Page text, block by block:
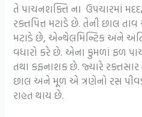
તે પાચનશક્તિ ના ઉપચારમાં
રક્તપિત્ત મટાડે છે. તેની છાલ
મટાડે છે, એન્થેલમિન્ટિક અને
વધારો કરે છે. એના કુમળાં ફળ
તથા કફનાશક છે. જ્યારે રક્તસાર
છાલ અને મૂળ એ ત્રણેનો રસ
રાહત થાય છે.